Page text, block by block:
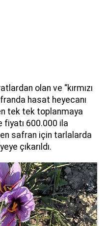
olan ve “kırmızı
hasat heyecanı
tek tek toplanmaya
fiyatı 600.000 ila
safran için tarlalarda
çıkarıldı.